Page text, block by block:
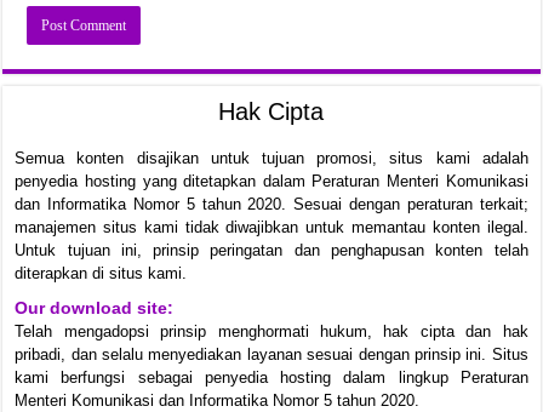
Hak Cipta
Semua konten disajikan untuk tujuan promosi, situs kami adalah
penyedia hosting yang ditetapkan dalam Peraturan Menteri Komunikasi
dan Informatika Nomor 5 tahun 2020. Sesuai dengan peraturan terkait;
manajemen situs kami tidak diwajibkan untuk memantau konten ilegal.
Untuk tujuan ini, prinsip peringatan dan penghapusan konten telah
diterapkan di situs kami.
Our download site:
Telah mengadopsi prinsip menghormati hukum, hak cipta dan hak
pribadi, dan selalu menyediakan layanan sesuai dengan prinsip ini. Situs
kami berfungsi sebagai penyedia hosting dalam lingkup Peraturan
Menteri Komunikasi dan Informatika Nomor 5 tahun 2020.